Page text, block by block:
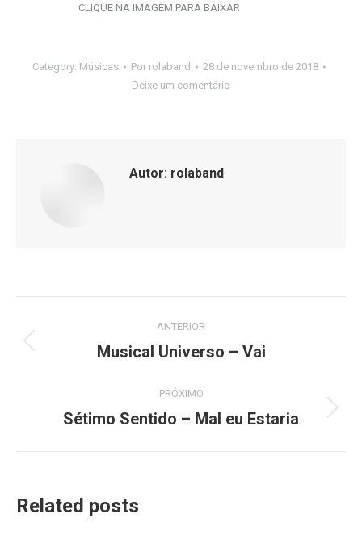
CLIQUE NA IMAGEM PARA BAIXAR
Category: Músicas Por rolaband
28 de novembro de 2018
Deixe um comentário
Autor: rolaband
de
ANTERIOR
Post
Musical Universo – Vai
PRÓXIMO
Próximo
Sétimo Sentido – Mal eu Estaria
Related posts